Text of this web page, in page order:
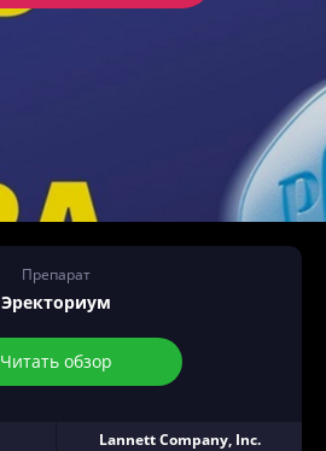
Препарат
Эректориум
Читать обзор
Lannett Company, Inc.